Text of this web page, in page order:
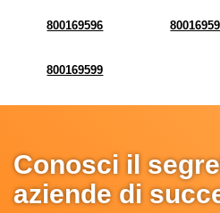
800169596
800169599
Conosci il
aziende di